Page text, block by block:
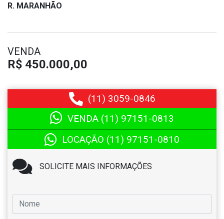
(11) 3059-0846
VENDA (11) 97151-0813
LOCAÇÃO (11) 97151-0810
SOLICITE MAIS INFORMAÇÕES
R. MARANHÃO
VENDA
R$ 450.000,00